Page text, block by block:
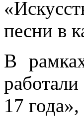
песни в
В
17